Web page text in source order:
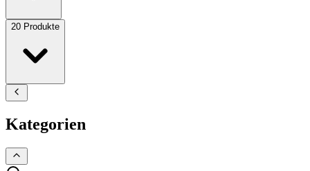
20 Produkte
Kategorien